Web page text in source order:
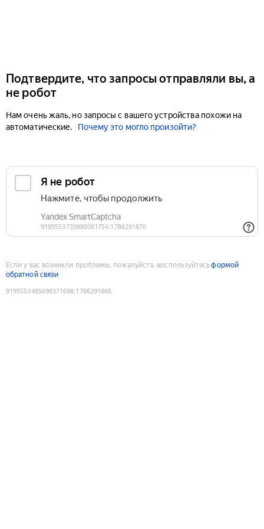
Подтвердите, что запросы отправляли вы, а
не робот
Нам очень жаль, но запросы с вашего устройства похожи на
автоматические.
Почему это могло произойти?
Если у вас возникли проблемы, пожалуйста, воспользуйтесьформой
обратной связи
9195553485698371698:1786291866